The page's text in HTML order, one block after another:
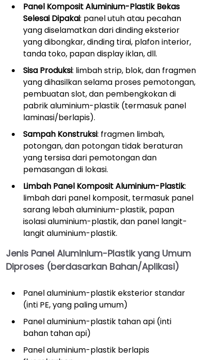
Panel Komposit Aluminium-Plastik Bekas
Selesai Dipakai: panel utuh atau pecahan
yang diselamatkan dari dinding eksterior
yang dibongkar, dinding tirai, plafon interior,
tanda toko, papan display iklan, dll.
Sisa Produksi: limbah strip, blok, dan fragmen
yang dihasilkan selama proses pemotongan,
pembuatan slot, dan pembengkokan di
pabrik aluminium-plastik (termasuk panel
laminasi/berlapis).
Sampah Konstruksi: fragmen limbah,
potongan, dan potongan tidak beraturan
yang tersisa dari pemotongan dan
pemasangan di lokasi.
Limbah Panel Komposit Aluminium-Plastik:
limbah dari panel komposit, termasuk panel
sarang lebah aluminium-plastik, papan
isolasi aluminium-plastik, dan panel langit-
langit aluminium-plastik.
Jenis Panel Aluminium-Plastik yang Umum
Diproses (berdasarkan Bahan/Aplikasi)
Panel aluminium-plastik eksterior standar
(inti PE, yang paling umum)
Panel aluminium-plastik tahan api (inti
bahan tahan api)
Panel aluminium-plastik berlapis